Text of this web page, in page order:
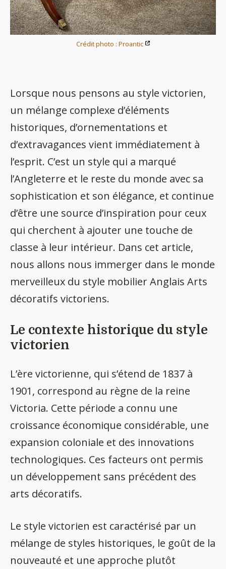
Crédit photo : Proantic
Lorsque nous pensons au style victorien,
un mélange complexe d’éléments
historiques, d’ornementations et
d’extravagances vient immédiatement à
l’esprit. C’est un style qui a marqué
l’Angleterre et le reste du monde avec sa
sophistication et son élégance, et continue
d’être une source d’inspiration pour ceux
qui cherchent à ajouter une touche de
classe à leur intérieur. Dans cet article,
nous allons nous immerger dans le monde
merveilleux du style mobilier Anglais Arts
décoratifs victoriens.
Le contexte historique du style
victorien
L’ère victorienne, qui s’étend de 1837 à
1901, correspond au règne de la reine
Victoria. Cette période a connu une
croissance économique considérable, une
expansion coloniale et des innovations
technologiques. Ces facteurs ont permis
un développement sans précédent des
arts décoratifs.
Le style victorien est caractérisé par un
mélange de styles historiques, le goût de la
nouveauté et une approche plutôt